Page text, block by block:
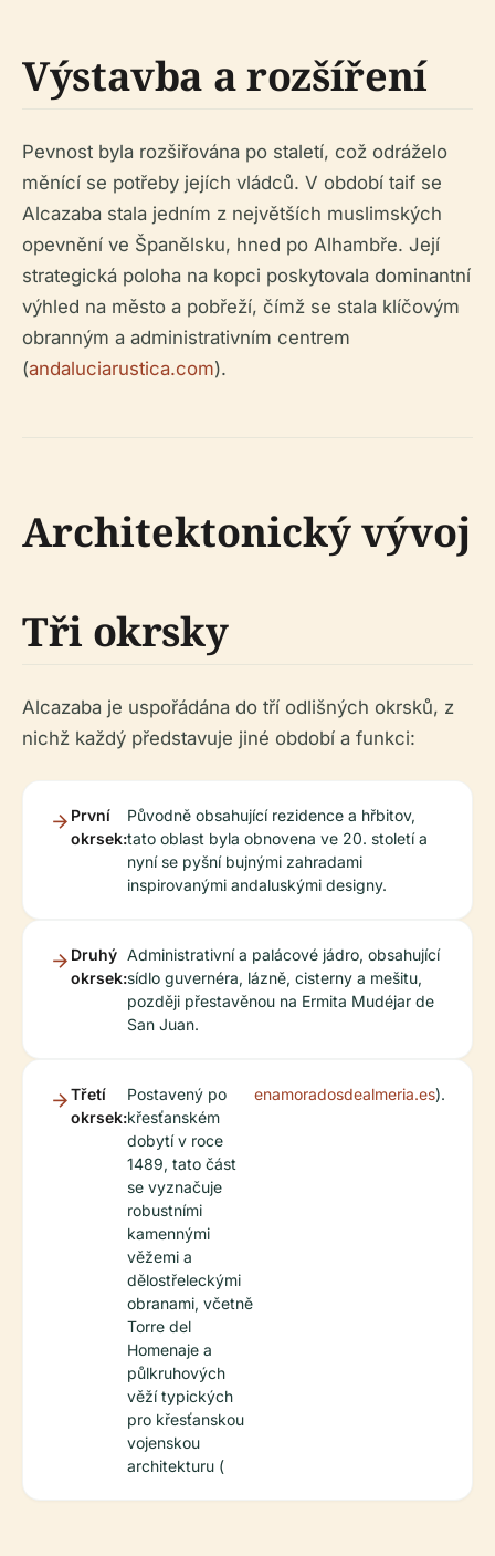
Výstavba a rozšíření
Pevnost byla rozšiřována po staletí, což odráželo
měnící se potřeby jejích vládců. V období taif se
Alcazaba stala jedním z největších muslimských
opevnění ve Španělsku, hned po Alhambře. Její
strategická poloha na kopci poskytovala dominantní
výhled na město a pobřeží, čímž se stala klíčovým
obranným a administrativním centrem
(andaluciarustica.com).
Architektonický vývoj
Tři okrsky
Alcazaba je uspořádána do tří odlišných okrsků, z
nichž každý představuje jiné období a funkci:
První
okrsek:
Původně obsahující rezidence a hřbitov,
tato oblast byla obnovena ve 20. století a
nyní se pyšní bujnými zahradami
inspirovanými andaluskými designy.
Druhý
okrsek:
Administrativní a palácové jádro, obsahující
sídlo guvernéra, lázně, cisterny a mešitu,
později přestavěnou na Ermita Mudéjar de
San Juan.
Třetí
okrsek:
Postavený po
křesťanském
dobytí v roce
1489, tato část
se vyznačuje
robustními
kamennými
věžemi a
dělostřeleckými
obranami, včetně
Torre del
Homenaje a
půlkruhových
věží typických
pro křesťanskou
vojenskou
architekturu (
enamoradosdealmeria.es).